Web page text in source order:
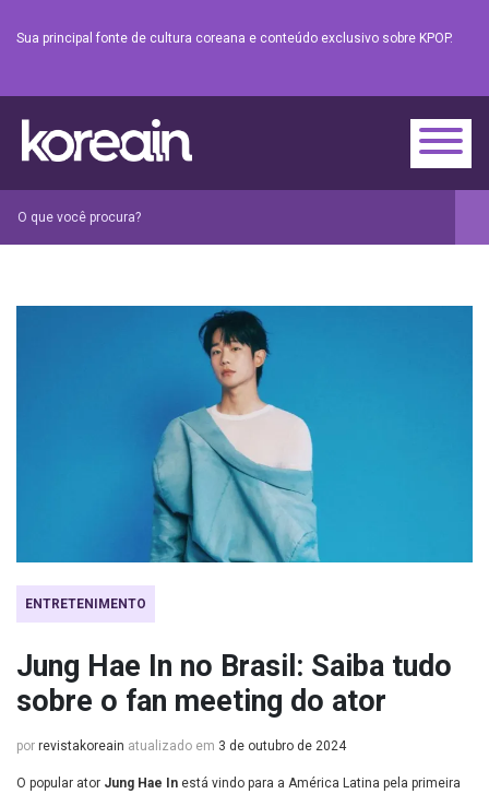
Sua principal fonte de cultura coreana e conteúdo exclusivo sobre KPOP.
ENTRETENIMENTO
Jung Hae In no Brasil: Saiba tudo
sobre o fan meeting do ator
por revistakoreain atualizado em 3 de outubro de 2024
O popular ator Jung Hae In está vindo para a América Latina pela primeira